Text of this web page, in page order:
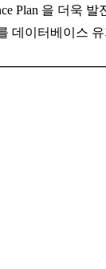
Plan 을 더욱
데이터베이스